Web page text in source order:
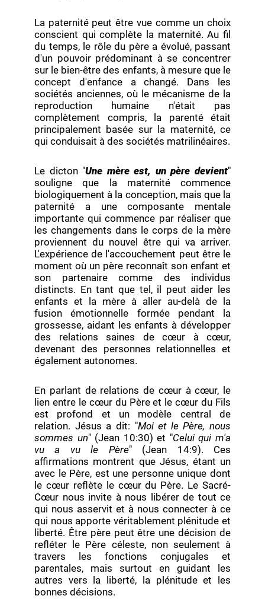
La paternité peut être vue comme un choix
conscient qui complète la maternité. Au fil
du temps, le rôle du père a évolué, passant
d'un pouvoir prédominant à se concentrer
sur le bien-être des enfants, à mesure que le
concept d'enfance a changé. Dans les
sociétés anciennes, où le mécanisme de la
reproduction humaine n'était pas
complètement compris, la parenté était
principalement basée sur la maternité, ce
qui conduisait à des sociétés matrilinéaires.
Le dicton "Une mère est, un père devient"
souligne que la maternité commence
biologiquement à la conception, mais que la
paternité a une composante mentale
importante qui commence par réaliser que
les changements dans le corps de la mère
proviennent du nouvel être qui va arriver.
L'expérience de l'accouchement peut être le
moment où un père reconnaît son enfant et
son partenaire comme des individus
distincts. En tant que tel, il peut aider les
enfants et la mère à aller au-delà de la
fusion émotionnelle formée pendant la
grossesse, aidant les enfants à développer
des relations saines de cœur à cœur,
devenant des personnes relationnelles et
également autonomes.
En parlant de relations de cœur à cœur, le
lien entre le cœur du Père et le cœur du Fils
est profond et un modèle central de
relation. Jésus a dit: "Moi et le Père, nous
sommes un" (Jean 10:30) et "Celui qui m'a
vu a vu le Père" (Jean 14:9). Ces
affirmations montrent que Jésus, étant un
avec le Père, est une personne unique dont
le cœur reflète le cœur du Père. Le Sacré-
Cœur nous invite à nous libérer de tout ce
qui nous asservit et à nous connecter à ce
qui nous apporte véritablement plénitude et
liberté. Être père peut être une décision de
refléter le Père céleste, non seulement à
travers les fonctions conjugales et
parentales, mais surtout en guidant les
autres vers la liberté, la plénitude et les
bonnes décisions.